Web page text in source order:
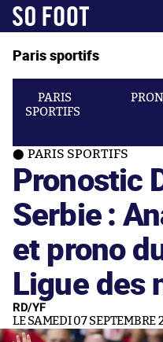
Paris sportifs
PARIS
SPORTIFS
PARIS SPORTIFS
Pronostic
Serbie :
et prono
Ligue des
RD/YF
LE SAMEDI 07 SEPTEMBRE